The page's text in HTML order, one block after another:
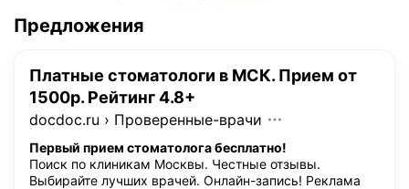
Предложения
Платные стоматологи в МСК. Прием от
1500р. Рейтинг 4.8+
docdoc.ru › Проверенные-врачи
Первый прием стоматолога бесплатно!
Поиск по клиникам Москвы. Честные отзывы.
Выбирайте лучших врачей. Онлайн-запись! Реклама